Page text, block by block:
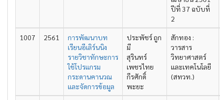
ปีที่ 37 ฉบับที่
2
1007 2561
การพัฒนาบท
เรียนอีเลิร์นนิง
รายวิชาทักษะการ
ใช้โปรแกรม
กระดานคานวณ
และจัดการข้อมูล
ประพัชร์ ถูก
มี
สุรินทร์
เพชรไทย
กีรศักดิ์
พะยะ
สักทอง :
วารสาร
วิทยาศาสตร์
และเทคโนโลยี
(สทวท.)